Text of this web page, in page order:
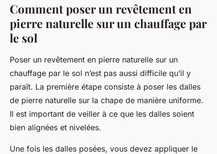
Comment poser un revêtement en
pierre naturelle sur un chauffage par
le sol
Poser un revêtement en pierre naturelle sur un
chauffage par le sol n’est pas aussi difficile qu’il y
paraît. La première étape consiste à poser les dalles
de pierre naturelle sur la chape de manière uniforme.
Il est important de veiller à ce que les dalles soient
bien alignées et nivelées.
Une fois les dalles posées, vous devez appliquer le